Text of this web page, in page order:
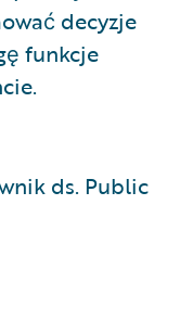
decyzje
funkcje
ds. Public